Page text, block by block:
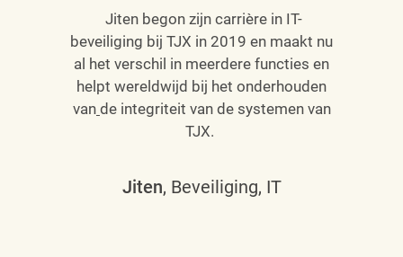
Jiten begon zijn carrière in IT-
beveiliging bij TJX in 2019 en maakt nu
al het verschil in meerdere functies en
helpt wereldwijd bij het onderhouden
van de integriteit van de systemen van
TJX.
Jiten, Beveiliging, IT